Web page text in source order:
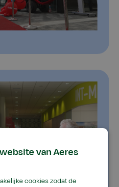
van Aeres
cookies zodat de